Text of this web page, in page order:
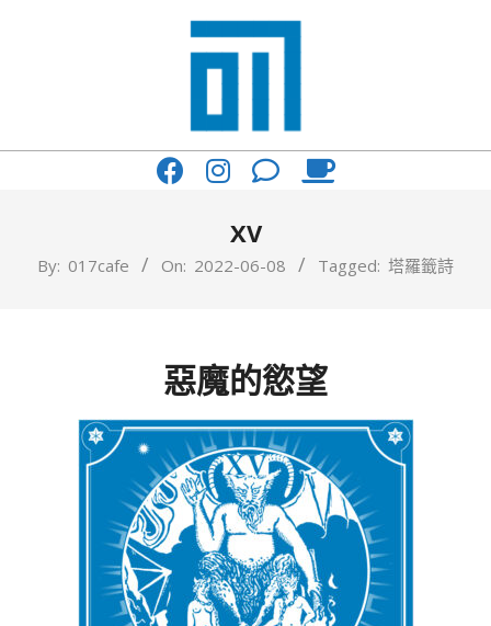
017
你
XV
By: 017cafe On: 2022-06-08 Tagged: 塔羅籤詩
惡魔的慾望